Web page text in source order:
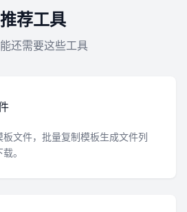
推荐工具
还需要这些工具
文件，批量复制模板生成文件列
。